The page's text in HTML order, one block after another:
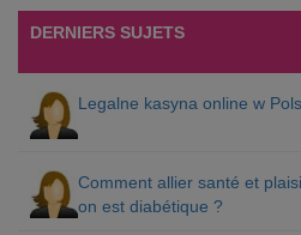
DERNIERS SUJETS
Legalne kasyna online w
Comment allier santé et
on est diabétique ?